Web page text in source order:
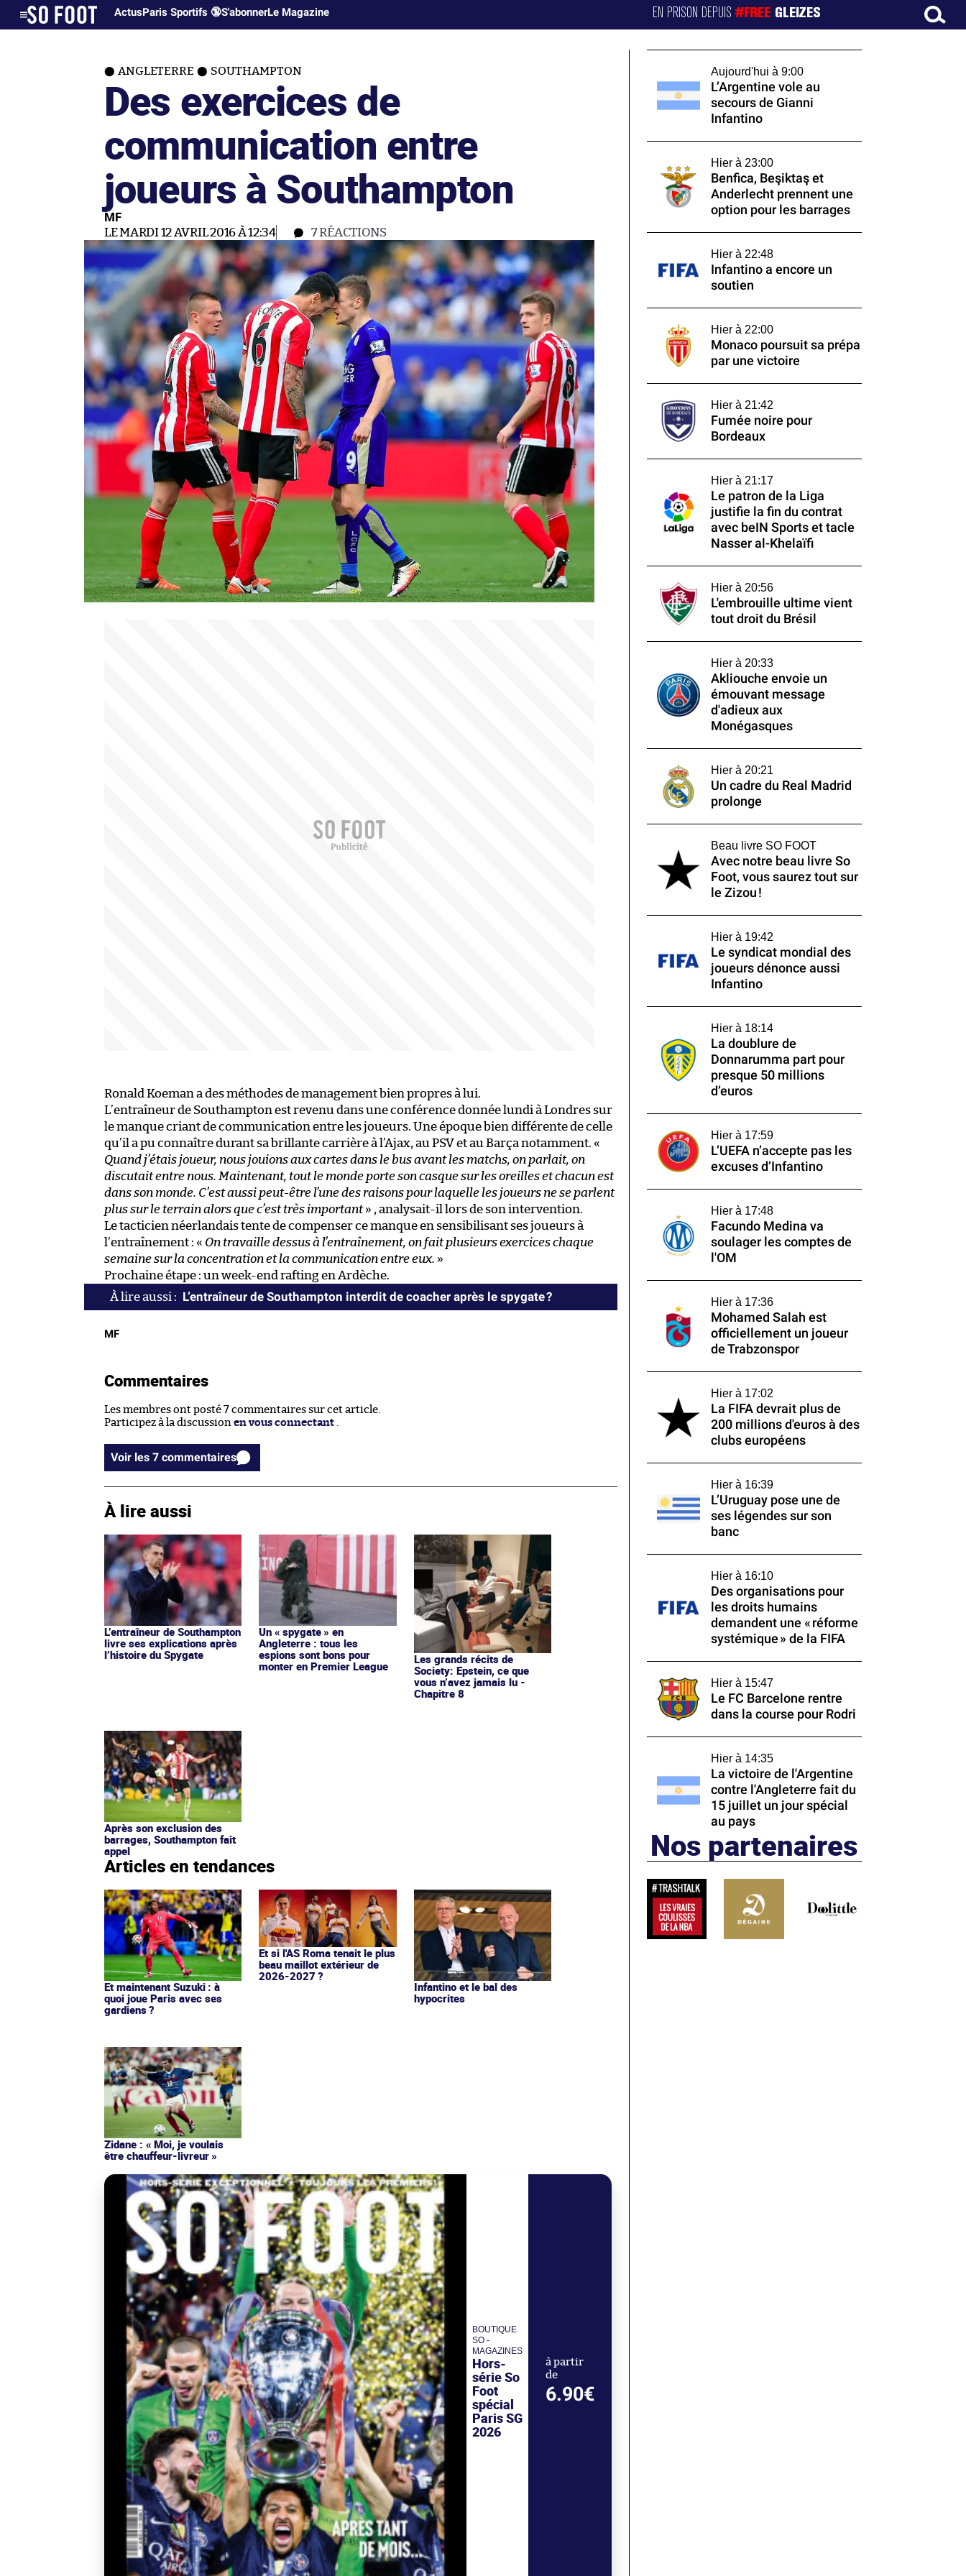
ActusParis Sportifs 🔞S'abonnerLe Magazine EN PRISON DEPUIS#FREE GLEIZES
ANGLETERRE SOUTHAMPTON
Des exercices de
communication entre
joueurs à Southampton
MF
LE MARDI 12 AVRIL 2016 À 12:34 7RÉACTIONS
Ronald Koeman a des méthodes de management bien propres à lui.
L’entraîneur de Southampton est revenu dans une conférence donnée lundi à Londres sur
le manque criant de communication entre les joueurs. Une époque bien différente de celle
qu’il a pu connaître durant sa brillante carrière à l’Ajax, au PSV et au Barça notamment. «
Quand j’étais joueur, nous jouions aux cartes dans le bus avant les matchs, on parlait, on
discutait entre nous. Maintenant, tout le monde porte son casque sur les oreilles et chacun est
dans son monde. C’est aussi peut-être l’une des raisons pour laquelle les joueurs ne se parlent
plus sur le terrain alors que c’est très important» , analysait-il lors de son intervention.
Le tacticien néerlandais tente de compenser ce manque en sensibilisant ses joueurs à
l’entraînement : « On travaille dessus à l’entraînement, on fait plusieurs exercices chaque
semaine sur la concentration et la communication entre eux. »
Prochaine étape : un week-end rafting en Ardèche.
L’entraîneur de Southampton interdit de coacher après le spygate ?
MF
Commentaires
Les membres ont posté 7 commentaires sur cet article.
Participez à la discussion en vous connectant
Voir les 7 commentaires
À lire aussi
L’entraîneur de Southampton
livre ses explications après
l’histoire du Spygate
Un « spygate » en
Angleterre : tous les
espions sont bons pour
monter en Premier League
Les grands récits de
Society: Epstein, ce que
vous n’avez jamais lu -
Chapitre 8
Après son exclusion des
barrages, Southampton fait
appel
Articles en tendances
Et maintenant Suzuki : à
quoi joue Paris avec ses
gardiens ?
Et si l'AS Roma tenait le plus
beau maillot extérieur de
2026-2027 ?
Infantino et le bal des
hypocrites
Zidane : « Moi, je voulais
être chauffeur-livreur »
BOUTIQUE
SO -
MAGAZINES
Hors-
série So
Foot
spécial
Paris SG
2026
à partir
de
6.90€
Aujourd'hui à 9:00
L’Argentine vole au
secours de Gianni
Infantino
Hier à 23:00
Benfica, Beşiktaş et
Anderlecht prennent une
option pour les barrages
Hier à 22:48
Infantino a encore un
soutien
Hier à 22:00
Monaco poursuit sa prépa
par une victoire
Hier à 21:42
Fumée noire pour
Bordeaux
Hier à 21:17
Le patron de la Liga
justifie la fin du contrat
avec beIN Sports et tacle
Nasser al-Khelaïfi
Hier à 20:56
L'embrouille ultime vient
tout droit du Brésil
Hier à 20:33
Akliouche envoie un
émouvant message
d'adieux aux
Monégasques
Hier à 20:21
Un cadre du Real Madrid
prolonge
Beau livre SO FOOT
Avec notre beau livre So
Foot, vous saurez tout sur
le Zizou !
Hier à 19:42
Le syndicat mondial des
joueurs dénonce aussi
Infantino
Hier à 18:14
La doublure de
Donnarumma part pour
presque 50 millions
d’euros
Hier à 17:59
L’UEFA n’accepte pas les
excuses d’Infantino
Hier à 17:48
Facundo Medina va
soulager les comptes de
l'OM
Hier à 17:36
Mohamed Salah est
officiellement un joueur
de Trabzonspor
Hier à 17:02
La FIFA devrait plus de
200 millions d'euros à des
clubs européens
Hier à 16:39
L’Uruguay pose une de
ses légendes sur son
banc
Hier à 16:10
Des organisations pour
les droits humains
demandent une « réforme
systémique » de la FIFA
Hier à 15:47
Le FC Barcelone rentre
dans la course pour Rodri
Hier à 14:35
La victoire de l'Argentine
contre l'Angleterre fait du
15 juillet un jour spécial
au pays
Nos partenaires